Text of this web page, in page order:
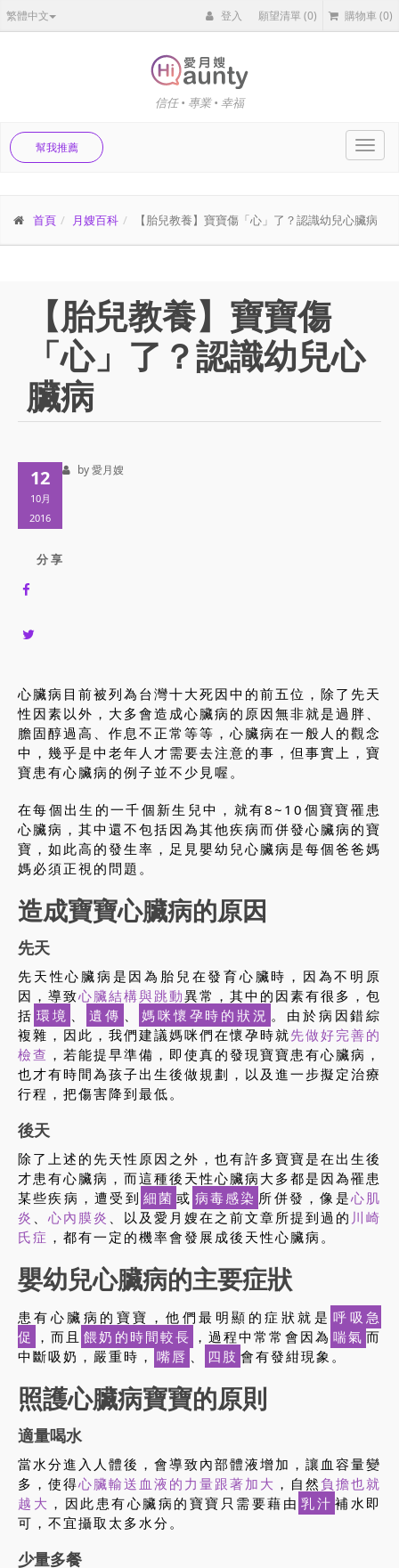
繁體中文 登入 願望清單(0) 購物車 (0)
信任 • 專業 • 幸福
幫我推薦
首頁 月嫂百科 【胎兒教養】寶寶傷「心」了？認識幼兒心臟病
【胎兒教養】寶寶傷
「心」了？認識幼兒心
臟病
12
10月
2016
分 享
by 愛月嫂
心臟病目前被列為台灣十大死因中的前五位，除了先天
性因素以外，大多會造成心臟病的原因無非就是過胖、
膽固醇過高、作息不正常等等，心臟病在一般人的觀念
中，幾乎是中老年人才需要去注意的事，但事實上，寶
寶患有心臟病的例子並不少見喔。
在每個出生的一千個新生兒中，就有8~10個寶寶罹患
心臟病，其中還不包括因為其他疾病而併發心臟病的寶
寶，如此高的發生率，足見嬰幼兒心臟病是每個爸爸媽
媽必須正視的問題。
造成寶寶心臟病的原因
先天
先天性心臟病是因為胎兒在發育心臟時，因為不明原
因，導致心臟結構與跳動異常，其中的因素有很多，包
括 環境 、 遺傳 、 媽咪懷孕時的狀況 。由於病因錯綜
複雜，因此，我們建議媽咪們在懷孕時就先做好完善的
檢查 ，若能提早準備，即使真的發現寶寶患有心臟病，
也才有時間為孩子出生後做規劃，以及進一步擬定治療
行程，把傷害降到最低。
後天
除了上述的先天性原因之外，也有許多寶寶是在出生後
才患有心臟病，而這種後天性心臟病大多都是因為罹患
某些疾病，遭受到 細菌 或 病毒感染 所併發，像是心肌
炎 、 心內膜炎 、以及愛月嫂在之前文章所提到過的 川崎
氏症 ，都有一定的機率會發展成後天性心臟病。
嬰幼兒心臟病的主要症狀
患有心臟病的寶寶，他們最明顯的症狀就是 呼吸急
促 ，而且 餵奶的時間較長 ，過程中常常會因為 喘氣 而
中斷吸奶，嚴重時， 嘴唇 、 四肢 會有發紺現象。
照護心臟病寶寶的原則
適量喝水
當水分進入人體後，會導致內部體液增加，讓血容量變
多，使得心臟輸送血液的力量跟著加大 ，自然 負擔也就
越大 ，因此患有心臟病的寶寶只需要藉由 乳汁 補水即
可，不宜攝取太多水分。
少量多餐